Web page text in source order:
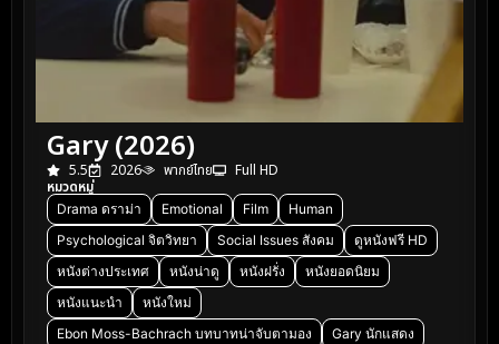
Gary (2026)
5.5 2026 พากย์ไทย
Full HD
หมวดหมู่
Drama ดราม่า Emotional Film
Human
Psychological จิตวิทยา
Social Issues สังคม
ดูหนังฟรี HD
หนังต่างประเทศ
หนังน่าดู หนังฝรั่ง
หนังยอดนิยม
หนังแนะนำ
หนังใหม่
Ebon Moss-Bachrach บทบาทน่าจับตามอง
Gary นักแสดง